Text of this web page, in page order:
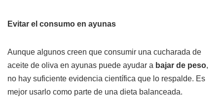
Evitar el consumo en ayunas
Aunque algunos creen que consumir una cucharada de
aceite de oliva en ayunas puede ayudar a bajar de peso,
no hay suficiente evidencia científica que lo respalde. Es
mejor usarlo como parte de una dieta balanceada.